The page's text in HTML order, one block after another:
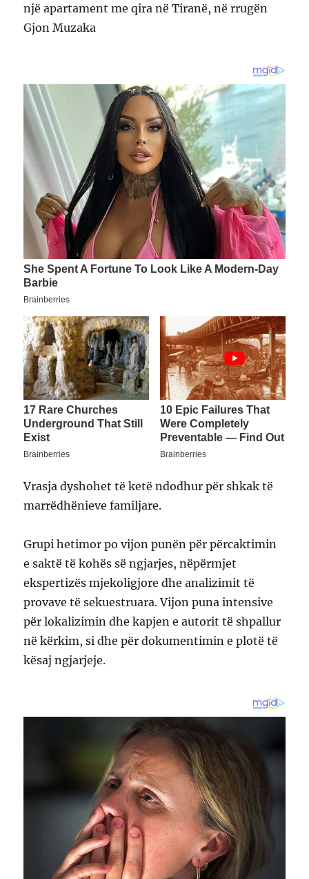
një apartament me qira në Tiranë, në rrugën
Gjon Muzaka
Vrasja dyshohet të ketë ndodhur për shkak të
marrëdhënieve familjare.
Grupi hetimor po vijon punën për përcaktimin
e saktë të kohës së ngjarjes, nëpërmjet
ekspertizës mjekoligjore dhe analizimit të
provave të sekuestruara. Vijon puna intensive
për lokalizimin dhe kapjen e autorit të shpallur
në kërkim, si dhe për dokumentimin e plotë të
kësaj ngjarjeje.